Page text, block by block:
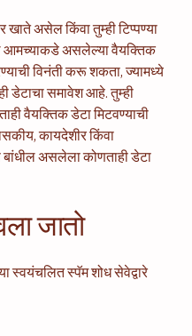
खाते असेल किंवा तुम्ही टिप्पण्या
आमच्याकडे असलेल्या वैयक्तिक
विनंती करू शकता, ज्यामध्ये
डेटाचा समावेश आहे. तुम्ही
वैयक्तिक डेटा मिटवण्याची
कायदेशीर किंवा
बांधील असलेला कोणताही डेटा
जातो
स्वयंचलित स्पॅम शोध सेवेद्वारे